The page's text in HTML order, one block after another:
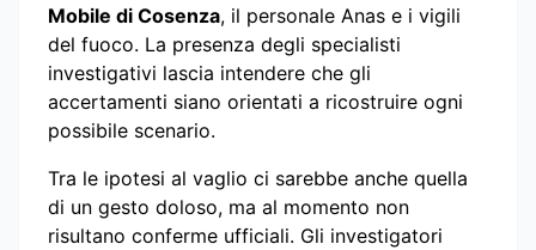
Mobile di Cosenza, il personale Anas e i vigili
del fuoco. La presenza degli specialisti
investigativi lascia intendere che gli
accertamenti siano orientati a ricostruire ogni
possibile scenario.
Tra le ipotesi al vaglio ci sarebbe anche quella
di un gesto doloso, ma al momento non
risultano conferme ufficiali. Gli investigatori